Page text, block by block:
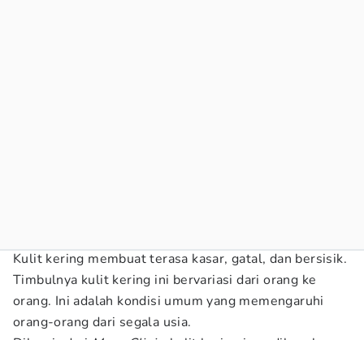
Kulit kering membuat terasa kasar, gatal, dan bersisik.
Timbulnya kulit kering ini bervariasi dari orang ke
orang. Ini adalah kondisi umum yang memengaruhi
orang-orang dari segala usia.